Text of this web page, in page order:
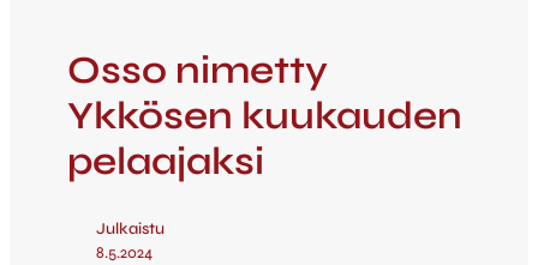
Osso nimetty
Ykkösen kuukauden
pelaajaksi
Julkaistu
8.5.2024